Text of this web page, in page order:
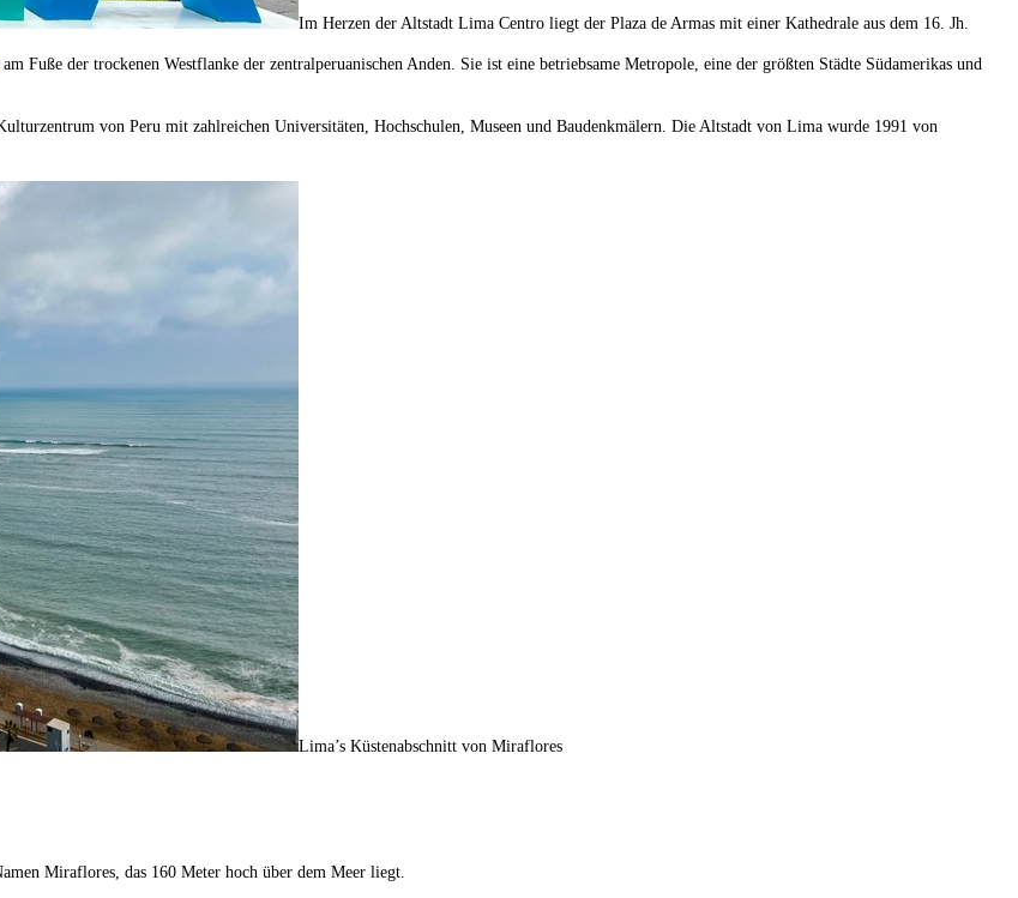
Im Herzen der Altstadt Lima Centro liegt der Plaza de Armas mit einer Kathedrale aus dem 16. Jh.
am Fuße der trockenen Westflanke der zentralperuanischen Anden. Sie ist eine betriebsame Metropole, eine der größten Städte Südamerikas und
von Peru mit zahlreichen Universitäten, Hochschulen, Museen und Baudenkmälern. Die Altstadt von Lima wurde 1991 von
Lima’s Küstenabschnitt von Miraflores
Miraflores, das 160 Meter hoch über dem Meer liegt.